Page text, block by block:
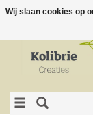
Wij slaan cookies op